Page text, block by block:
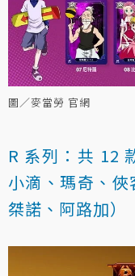
圖／麥當勞 官網
R 系列：共 12
小滴、瑪奇、俠
桀諾、阿路加）